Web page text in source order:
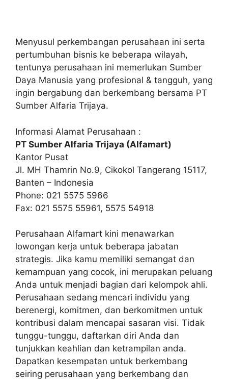
Menyusul perkembangan perusahaan ini serta
pertumbuhan bisnis ke beberapa wilayah,
tentunya perusahaan ini memerlukan Sumber
Daya Manusia yang profesional & tangguh, yang
ingin bergabung dan berkembang bersama PT
Sumber Alfaria Trijaya.
Informasi Alamat Perusahaan :
PT Sumber Alfaria Trijaya (Alfamart)
Kantor Pusat
Jl. MH Thamrin No.9, Cikokol Tangerang 15117,
Banten – Indonesia
Phone: 021 5575 5966
Fax: 021 5575 55961, 5575 54918
Perusahaan Alfamart kini menawarkan
lowongan kerja untuk beberapa jabatan
strategis. Jika kamu memiliki semangat dan
kemampuan yang cocok, ini merupakan peluang
Anda untuk menjadi bagian dari kelompok ahli.
Perusahaan sedang mencari individu yang
berenergi, komitmen, dan berkomitmen untuk
kontribusi dalam mencapai sasaran visi. Tidak
tunggu-tunggu, daftarkan diri Anda dan
tunjukkan keahlian dan ketrampilan anda.
Dapatkan kesempatan untuk berkembang
seiring perusahaan yang berkembang dan